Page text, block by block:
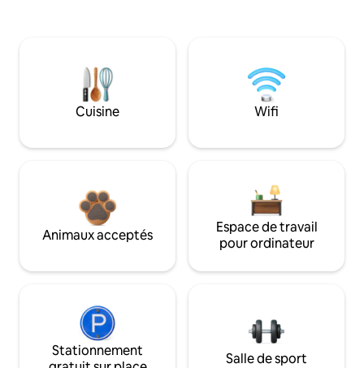
Cuisine Wifi
Animaux acceptés
Espace de travail
pour ordinateur
Stationnement
Salle de sport